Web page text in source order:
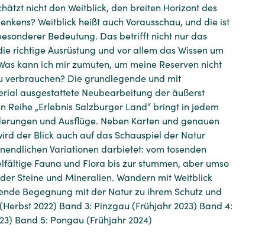
nicht den Weitblick, den breiten Horizont des
Weitblick heißt auch Vorausschau, und die ist
Bedeutung. Das betrifft nicht nur das
richtige Ausrüstung und vor allem das Wissen um
kann ich mir zumuten, um meine Reserven nicht
verbrauchen? Die grundlegende und mit
ausgestattete Neubearbeitung der äußerst
Reihe „Erlebnis Salzburger Land“ bringt in jedem
und Ausflüge. Neben Karten und genauen
der Blick auch auf das Schauspiel der Natur
Variationen darbietet: vom tosenden
Fauna und Flora bis zur stummen, aber umso
Steine und Mineralien. Wandern mit Weitblick
Begegnung mit der Natur zu ihrem Schutz und
2022) Band 3: Pinzgau (Frühjahr 2023) Band 4:
Band 5: Pongau (Frühjahr 2024)